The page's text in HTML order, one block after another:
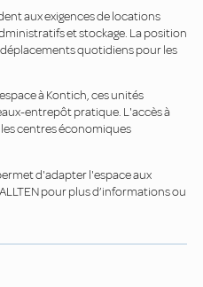
aux exigences de locations
et stockage. La position
quotidiens pour les
à Kontich, ces unités
entrepôt pratique. L'accès à
les centres économiques
d'adapter l'espace aux
pour plus d’informations ou